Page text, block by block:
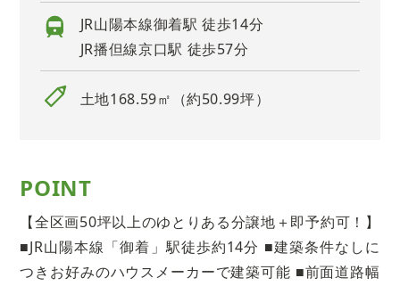
JR山陽本線御着駅 徒歩14分
JR播但線京口駅 徒歩57分
土地168.59㎡（約50.99坪）
POINT
【全区画50坪以上のゆとりある分譲地＋即予約可！】
■JR山陽本線「御着」駅徒歩約14分 ■建築条件なしに
つきお好みのハウスメーカーで建築可能 ■前面道路幅